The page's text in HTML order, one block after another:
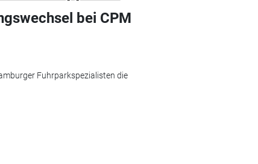
bei CPM
Fuhrparkspezialisten die